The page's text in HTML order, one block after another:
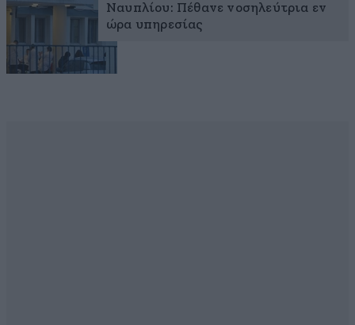
Ναυπλίου: Πέθανε νοσηλεύτρια εν
ώρα υπηρεσίας